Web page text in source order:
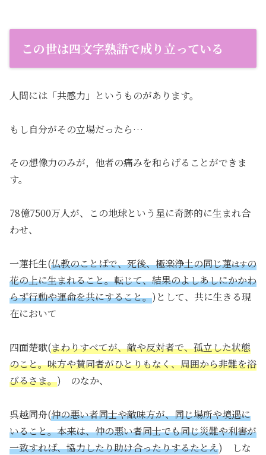
この世は四文字熟語で成り立っている
人間には「共感力」というものがあります。
もし自分がその立場だったら…
その想像力のみが，他者の痛みを和らげることができま
す。
78億7500万人が、この地球という星に奇跡的に生まれ合
わせ、
一蓮托生(仏教のことばで、死後、極楽浄土の同じ蓮はすの
花の上に生まれること。転じて、結果のよしあしにかかわ
らず行動や運命を共にすること。)として、共に生きる現
在において
四面楚歌(まわりすべてが、敵や反対者で、孤立した状態
のこと。味方や賛同者がひとりもなく、周囲から非難を浴
びるさま。) のなか、
呉越同舟(仲の悪い者同士や敵味方が、同じ場所や境遇に
いること。本来は、仲の悪い者同士でも同じ災難や利害が
一致すれば、協力したり助け合ったりするたとえ) しな